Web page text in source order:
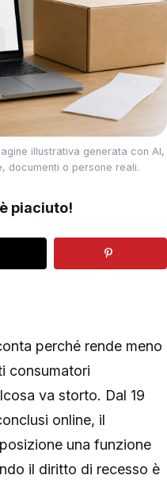
illustrativa generata con AI,
documenti o persone reali.
piaciuto!
perché rende meno
consumatori
va storto. Dal 19
online, il
una funzione
il diritto di recesso è